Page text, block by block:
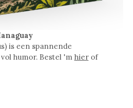
is een spannende
humor. Bestel 'm hierof